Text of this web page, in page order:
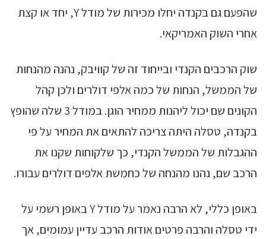
שהפעם גם בקנדה יחלו מכירות של מודל Y, יחד או קצת
אחרי השוק האמריקאי.
שוק הרכבים הקנדי ובייחוד זה של קוויבק, נהנה מהנחות
של הממשל, הנחות של כמה אלפי דולרים ולכן קהל
הקונים שם יכול ליהנות ממחיר הוגן. במודל 3 שלה שהופץ
בקנדה, טסלה היתה צריכה להתאים את המחיר על פי
ההגבלות של הממשל הקנדי, כך שלקוחות שקנו את
הרכב שם, נהנו מהנחה של כחמשת אלפים דולרים עבורו.
באופן כללי, לא הרבה נאמר על מודל Y באופן רשמי על
ידי טסלה והרבה פרטים אודות הרכב עדיין עמומים, אך